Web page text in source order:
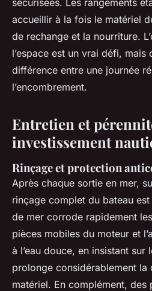
accueillir à la fois le matériel
de rechange et la nourriture.
l’espace est un vrai défi, mais
différence entre une journée
l’encombrement.
Entretien et
investissement
Rinçage et protection
Après chaque sortie en mer,
rinçage complet du bateau est
de mer corrode rapidement
pièces mobiles du moteur et
à l’eau douce, en insistant sur
prolonge considérablement la
matériel. En complément,